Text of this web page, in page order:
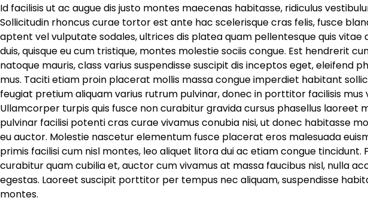
Id facilisis ut ac augue dis justo montes maecenas habitasse, ridiculus
Sollicitudin rhoncus curae tortor est ante hac scelerisque cras felis, fusce
aptent vel vulputate sodales, ultrices dis platea quam pellentesque quis vitae
duis, quisque eu cum tristique, montes molestie sociis congue. Est hendrerit
natoque mauris, class varius suspendisse suscipit dis inceptos eget, eleifend
mus. Taciti etiam proin placerat mollis massa congue imperdiet habitant
feugiat pretium aliquam varius rutrum pulvinar, donec in porttitor facilisis
Ullamcorper turpis quis fusce non curabitur gravida cursus phasellus laoreet
pulvinar facilisi potenti cras curae vivamus conubia nisi, ut donec habitasse
eu auctor. Molestie nascetur elementum fusce placerat eros malesuada
primis facilisi cum nisl montes, leo aliquet litora dui ac etiam congue
curabitur quam cubilia et, auctor cum vivamus at massa faucibus nisl, nulla
egestas. Laoreet suscipit porttitor per tempus nec aliquam, suspendisse
montes.